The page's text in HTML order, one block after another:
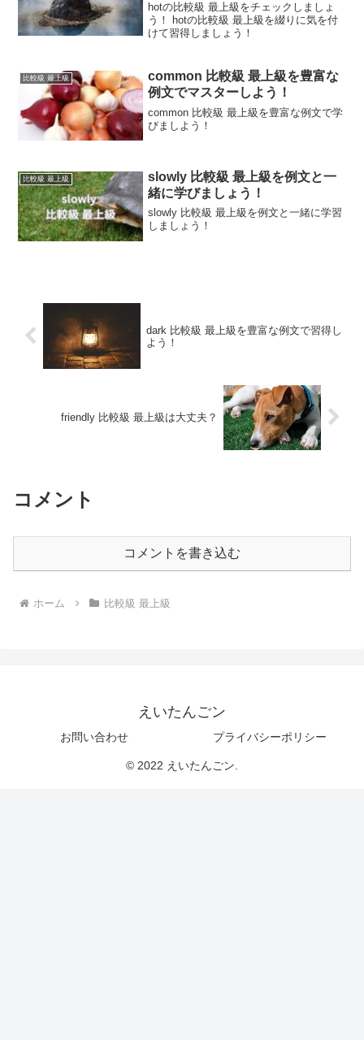
hotの比較級 最上級をチェックしましょ
う！ hotの比較級 最上級を綴りに気を付
けて習得しましょう！
比較級 最上級
common 比較級 最上級を豊富な
例文でマスターしよう！
common 比較級 最上級を豊富な例文で学
びましよう！
比較級 最上級
slowly 比較級 最上級を例文と一
緒に学びましょう！
slowly 比較級 最上級を例文と一緒に学習
しましょう！
dark 比較級 最上級を豊富な例文で習得し
よう！
friendly 比較級 最上級は大丈夫？
コメント
コメントを書き込む
ホーム 比較級 最上級
えいたんごン
お問い合わせ プライバシーポリシー
© 2022 えいたんごン.